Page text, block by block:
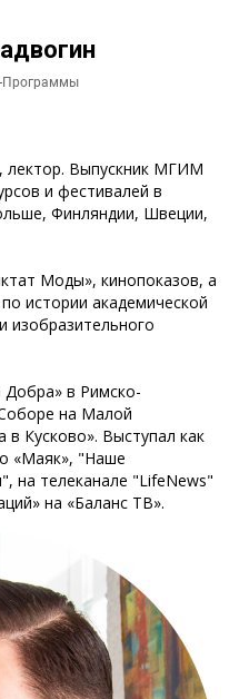
Программы
лектор. Выпускник МГИМ
и фестивалей в
Финляндии, Швеции,
Моды», кинопоказов, а
истории академической
изобразительного
Добра» в Римско-
на Малой
в Кусково». Выступал как
«Маяк», "Наше
на телеканале "LifeNews"
на «Баланс ТВ».